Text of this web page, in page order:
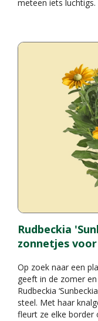
meteen iets luchtigs.
Rudbeckia
zonnetjes
Op zoek naar een
geeft in de zomer
Rudbeckia
steel. Met haar
fleurt ze elke